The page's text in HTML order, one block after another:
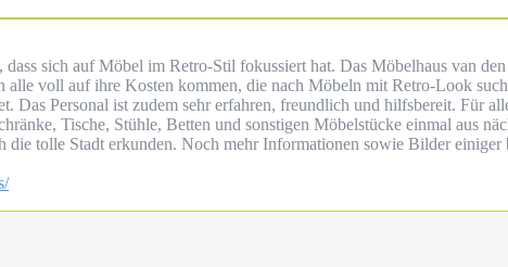
sich auf Möbel im Retro-Stil fokussiert hat. Das Möbelhaus van
alle voll auf ihre Kosten kommen, die nach Möbeln mit Retro-Look
Das Personal ist zudem sehr erfahren, freundlich und hilfsbereit. Für
Tische, Stühle, Betten und sonstigen Möbelstücke einmal aus
die tolle Stadt erkunden. Noch mehr Informationen sowie Bilder